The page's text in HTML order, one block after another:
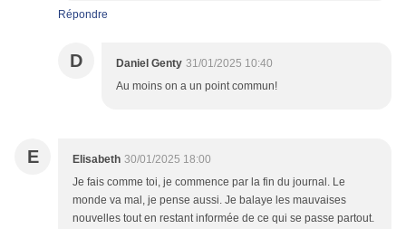
Répondre
D Daniel Genty 31/01/2025 10:40
Au moins on a un point commun!
E Elisabeth 30/01/2025 18:00
Je fais comme toi, je commence par la fin du journal. Le
monde va mal, je pense aussi. Je balaye les mauvaises
nouvelles tout en restant informée de ce qui se passe partout.